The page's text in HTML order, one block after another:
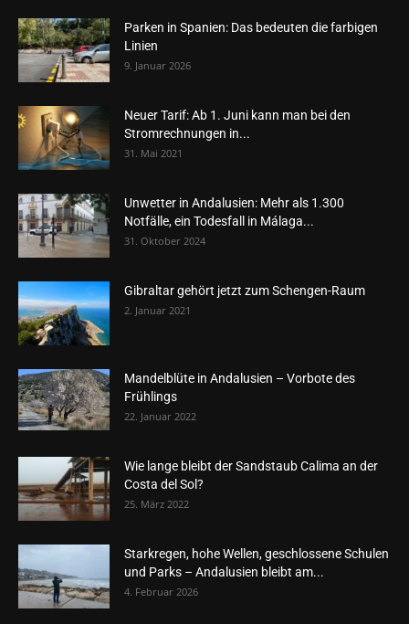
Parken in Spanien: Das bedeuten die farbigen
Linien
9. Januar 2026
Neuer Tarif: Ab 1. Juni kann man bei den
Stromrechnungen in...
31. Mai 2021
Unwetter in Andalusien: Mehr als 1.300
Notfälle, ein Todesfall in Málaga...
31. Oktober 2024
Gibraltar gehört jetzt zum Schengen-Raum
2. Januar 2021
Mandelblüte in Andalusien – Vorbote des
Frühlings
22. Januar 2022
Wie lange bleibt der Sandstaub Calima an der
Costa del Sol?
25. März 2022
Starkregen, hohe Wellen, geschlossene Schulen
und Parks – Andalusien bleibt am...
4. Februar 2026